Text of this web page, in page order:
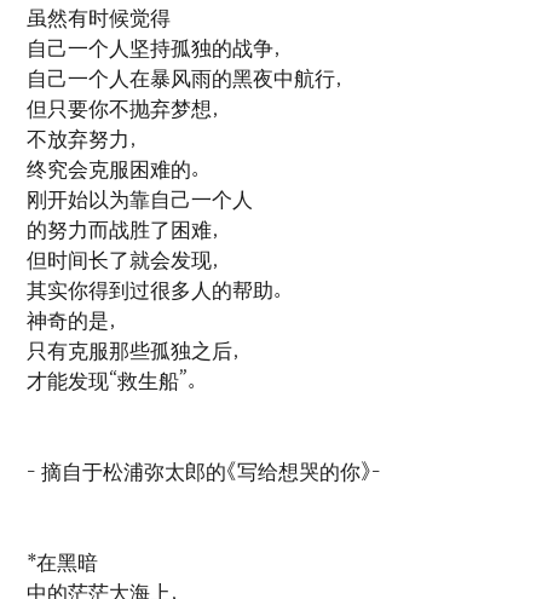
虽然有时候觉得
自己一个人坚持孤独的战争，
自己一个人在暴风雨的黑夜中航行，
但只要你不抛弃梦想，
不放弃努力，
终究会克服困难的。
刚开始以为靠自己一个人
的努力而战胜了困难，
但时间长了就会发现，
其实你得到过很多人的帮助。
神奇的是，
只有克服那些孤独之后，
才能发现“救生船”。
- 摘自于松浦弥太郎的《写给想哭的你》-
*在黑暗
中的茫茫大海上，